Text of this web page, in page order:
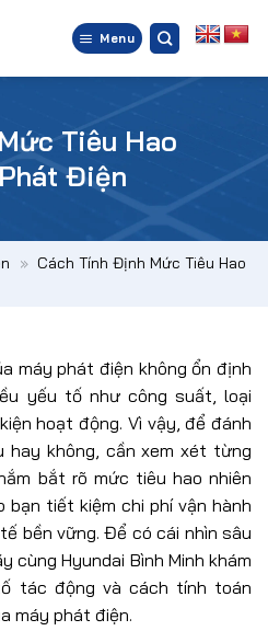
Menu
Tiêu Hao
Điện
» Cách Tính Định Mức Tiêu Hao
máy phát điện không ổn định
yếu tố như công suất, loại
hoạt động. Vì vậy, để đánh
hay không, cần xem xét từng
bắt rõ mức tiêu hao nhiên
bạn tiết kiệm chi phí vận hành
bền vững. Để có cái nhìn sâu
cùng Hyundai Bình Minh khám
tác động và cách tính toán
máy phát điện.